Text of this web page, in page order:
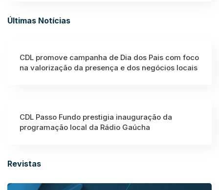
Últimas Notícias
CDL promove campanha de Dia dos Pais com foco
na valorização da presença e dos negócios locais
CDL Passo Fundo prestigia inauguração da
programação local da Rádio Gaúcha
Revistas